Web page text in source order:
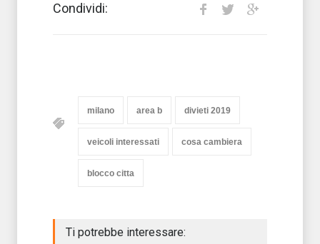
Condividi:
milano area b divieti 2019
veicoli interessati cosa cambiera
blocco citta
Ti potrebbe interessare: